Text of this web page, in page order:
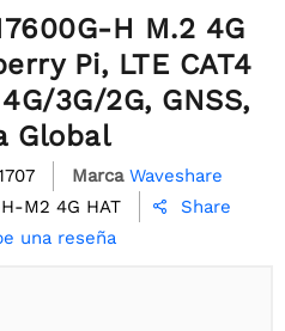
H M.2 4G
Pi, LTE CAT4
3G/2G, GNSS,
Global
Marca Waveshare
M2 4G HAT 
Share
una reseña